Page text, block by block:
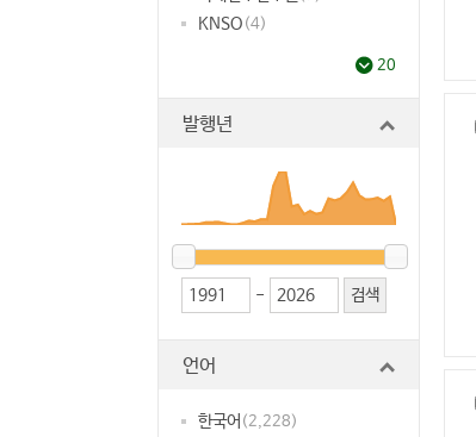
KNSO (4)
20
발행년
-
언어
한국어 (2,228)